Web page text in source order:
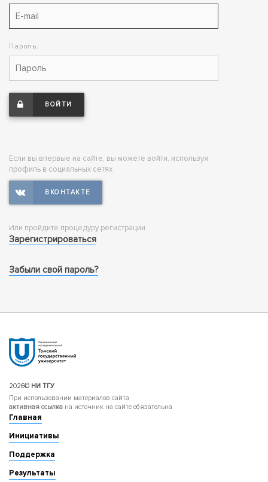
Пароль:
ВОЙТИ
Если вы впервые на сайте, вы можете войти, используя
профиль в социальных сетях
Или пройдите процедуру регистрации
Зарегистрироваться
Забыли свой пароль?
2026© НИ ТГУ
При использовании материалов сайта
активная ссылка на источник на сайте обязательна
Главная
Инициативы
Поддержка
Результаты